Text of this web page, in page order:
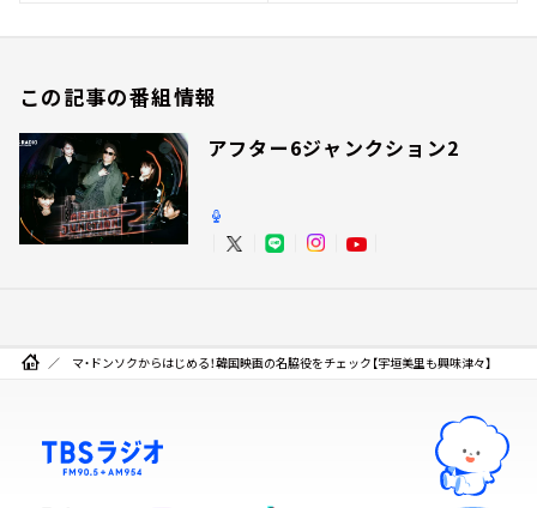
この記事の番組情報
アフター6ジャンクション2
マ・ドンソクからはじめる！韓国映画の名脇役をチェック【宇垣美里も興味津々】